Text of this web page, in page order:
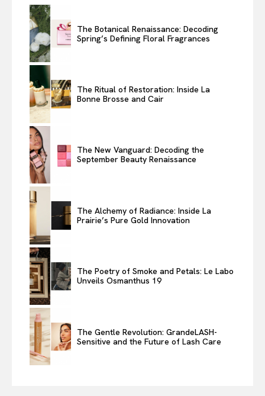
The Botanical Renaissance: Decoding
Spring’s Defining Floral Fragrances
The Ritual of Restoration: Inside La
Bonne Brosse and Cair
The New Vanguard: Decoding the
September Beauty Renaissance
The Alchemy of Radiance: Inside La
Prairie’s Pure Gold Innovation
The Poetry of Smoke and Petals: Le Labo
Unveils Osmanthus 19
The Gentle Revolution: GrandeLASH-
Sensitive and the Future of Lash Care